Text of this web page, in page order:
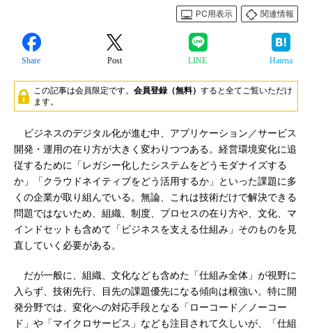
PC用表示
関連情報
Share Post LINE Hatena
この記事は会員限定です。 会員登録（無料） すると全てご覧いただけ
ます。
ビジネスのデジタル化が進む中、アプリケーション／サービス
開発・運用の在り方が大きく変わりつつある。経営環境変化に追
従するために「レガシー化したシステムをどうモダナイズする
か」「クラウドネイティブをどう活用するか」といった課題に多
くの企業が取り組んでいる。無論、これは技術だけで解決できる
問題ではないため、組織、制度、プロセスの在り方や、文化、マ
インドセットも含めて「ビジネスを支える仕組み」そのものを見
直していく必要がある。
だが一般に、組織、文化なども含めた「仕組み全体」が視野に
入らず、技術先行、目先の課題優先になる傾向は根強い。特に開
発分野では、変化への対応手段となる「ローコード／ノーコー
ド」や「マイクロサービス」なども注目されて久しいが、「仕組